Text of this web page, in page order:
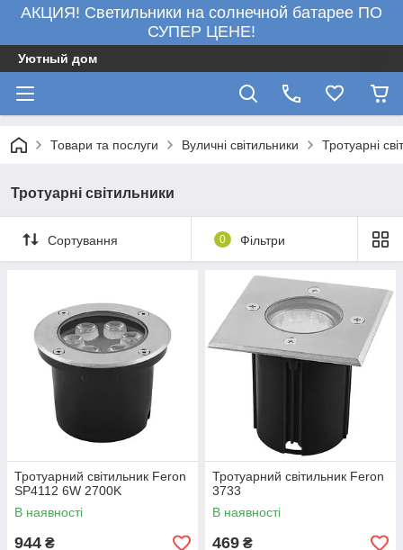
АКЦИЯ! Светильники на солнечной батарее ПО
СУПЕР ЦЕНЕ!
Уютный дом
Товари та послуги Вуличні світильники Тротуарні
Тротуарні світильники
Сортування 0 Фільтри
Тротуарний світильник Feron
SP4112 6W 2700K
В наявності
944 ₴
Тротуарний світильник Feron
3733
В наявності
469 ₴